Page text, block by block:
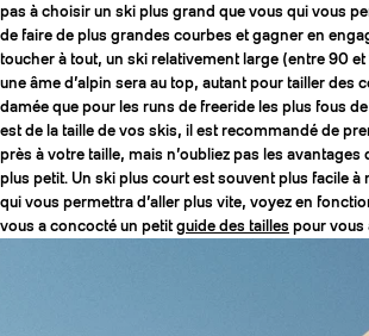
pas à choisir un ski plus grand que vous qui vous
de faire de plus grandes courbes et gagner en
toucher à tout, un ski relativement large (entre 90
une âme d’alpin sera au top, autant pour tailler des
damée que pour les runs de freeride les plus fous de
est de la taille de vos skis, il est recommandé de
près à votre taille, mais n’oubliez pas les avantages
plus petit. Un ski plus court est souvent plus facile à
qui vous permettra d’aller plus vite, voyez en
vous a concocté un petitguide des tailles pour vous